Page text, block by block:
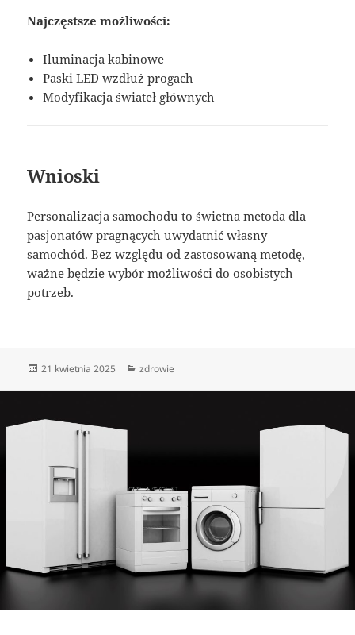
Najczęstsze możliwości:
Iluminacja kabinowe
Paski LED wzdłuż progach
Modyfikacja świateł głównych
Wnioski
Personalizacja samochodu to świetna metoda dla
pasjonatów pragnących uwydatnić własny
samochód. Bez względu od zastosowaną metodę,
ważne będzie wybór możliwości do osobistych
potrzeb.
Data
21 kwietnia 2025 Kategorie
zdrowie